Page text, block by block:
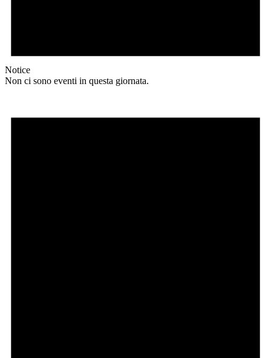
Notice
Non ci sono eventi in questa giornata.